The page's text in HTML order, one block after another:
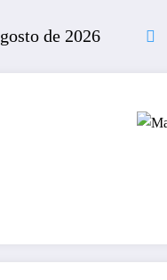
de 2026